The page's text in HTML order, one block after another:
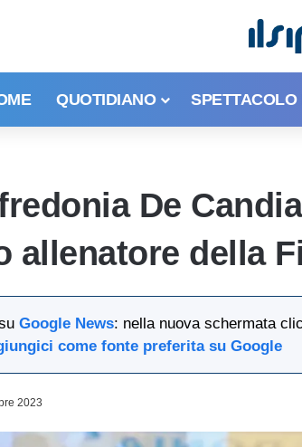
QUOTIDIANO SPETTACOLO
De
allenatore della
Google News: nella nuova schermata
come fonte preferita su Google
2023